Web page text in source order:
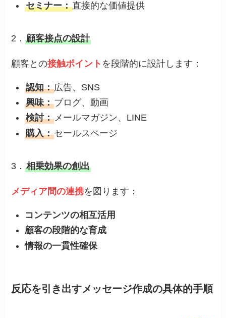
セミナー：直接的な価値提供
2．顧客接点の設計
顧客との接触ポイント を段階的に設計します：
認知：広告、SNS
興味：ブログ、動画
検討：メールマガジン、LINE
購入：セールスページ
3．相乗効果の創出
メディア間の連携を図ります：
コンテンツの相互活用
顧客の段階的な育成
情報の一貫性確保
反応を引き出すメッセージ作成の具体的手順